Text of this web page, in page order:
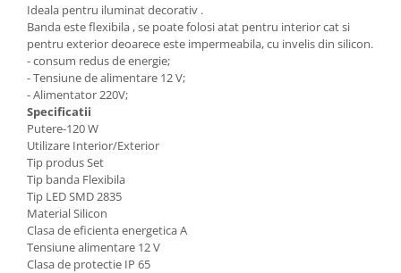
Ideala pentru iluminat decorativ .
Banda este flexibila , se poate folosi atat pentru interior cat si
pentru exterior deoarece este impermeabila, cu invelis din silicon.
- consum redus de energie;
- Tensiune de alimentare 12 V;
- Alimentator 220V;
Specificatii
Putere-120 W
Utilizare Interior/Exterior
Tip produs Set
Tip banda Flexibila
Tip LED SMD 2835
Material Silicon
Clasa de eficienta energetica A
Tensiune alimentare 12 V
Clasa de protectie IP 65